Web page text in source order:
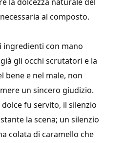
al composto.
ingredienti con mano
gli occhi scrutatori e la
bene e nel male, non
un sincero giudizio.
fu servito, il silenzio
la scena; un silenzio
colata di caramello che